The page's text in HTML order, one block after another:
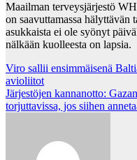
Maailman terveysjärjestö
on saavuttamassa hälyttävän
asukkaista ei ole syönyt
nälkään kuolleesta on lapsia.
Post
navigation
Viro sallii ensimmäisenä
avioliitot
Järjestöjen kannanotto:
torjuttavissa, jos siihen